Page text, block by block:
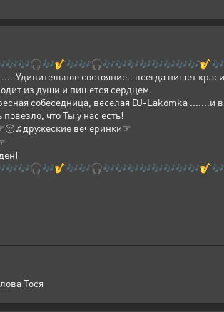
состояние.. всегда пишет
из души и пишется сердцем.
собеседница, веселая DJ-Lakomka
что Ты у нас есть!
♫дружеские вечеринки☞
Тося